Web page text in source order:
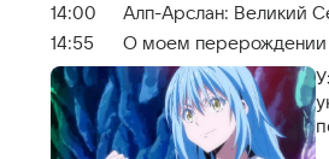
14:00
Алп-Арслан: Великий
14:55
О моем перерождении